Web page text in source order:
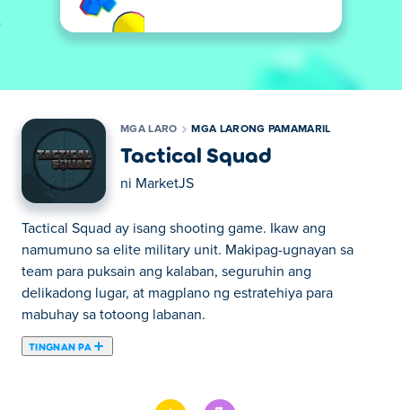
MGA LARO MGA LARONG PAMAMARIL
Tactical Squad
ni MarketJS
Tactical Squad ay isang shooting game. Ikaw ang
namumuno sa elite military unit. Makipag-ugnayan sa
team para puksain ang kalaban, seguruhin ang
delikadong lugar, at magplano ng estratehiya para
mabuhay sa totoong labanan.
TINGNAN PA